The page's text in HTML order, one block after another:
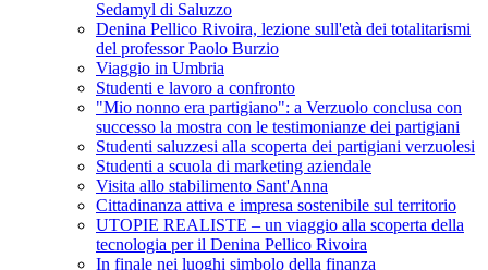
Sedamyl di Saluzzo
Denina Pellico Rivoira, lezione sull'età dei totalitarismi
del professor Paolo Burzio
Viaggio in Umbria
Studenti e lavoro a confronto
"Mio nonno era partigiano": a Verzuolo conclusa con
successo la mostra con le testimonianze dei partigiani
Studenti saluzzesi alla scoperta dei partigiani verzuolesi
Studenti a scuola di marketing aziendale
Visita allo stabilimento Sant'Anna
Cittadinanza attiva e impresa sostenibile sul territorio
UTOPIE REALISTE – un viaggio alla scoperta della
tecnologia per il Denina Pellico Rivoira
In finale nei luoghi simbolo della finanza